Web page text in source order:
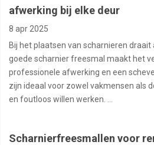
afwerking bij elke deur
8 apr 2025
Bij het plaatsen van scharnieren draait
goede scharnier freesmal maakt het
professionele afwerking en een
zijn ideaal voor zowel vakmensen als
en foutloos willen werken. ...
Scharnierfreesmallen voor